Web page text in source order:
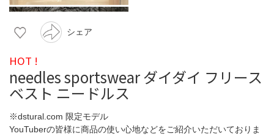
シェア
HOT !
needles sportswear ダイダイ フリース
ベスト ニードルス
※dstural.com 限定モデル
YouTuberの皆様に商品の使い心地などをご紹介いただいておりま